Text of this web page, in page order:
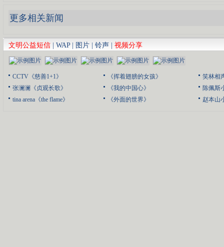
更多相关新闻
文明公益短信 | WAP| 图片 | 铃声 | 视频分享
CCTV《慈善1+1》
张澜澜《贞观长歌》
tina arena《the flame》
《挥着翅膀的女孩》
《我的中国心》
《外面的世界》
笑林相
陈佩斯
赵本山